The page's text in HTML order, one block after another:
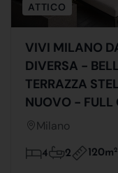
ATTICO
VIVI MILANO
DIVERSA - BELLISSIMO ATTICO CON
TERRAZZA
NUOVO - FULL
Milano
4 2 120m2